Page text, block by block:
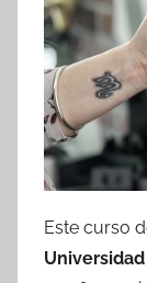
Este curso